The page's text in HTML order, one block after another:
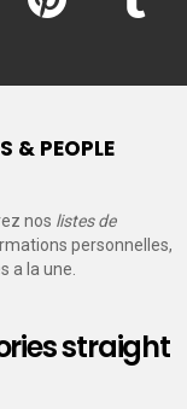
& PEOPLE
nos listes de
personnelles,
a la une.
straight